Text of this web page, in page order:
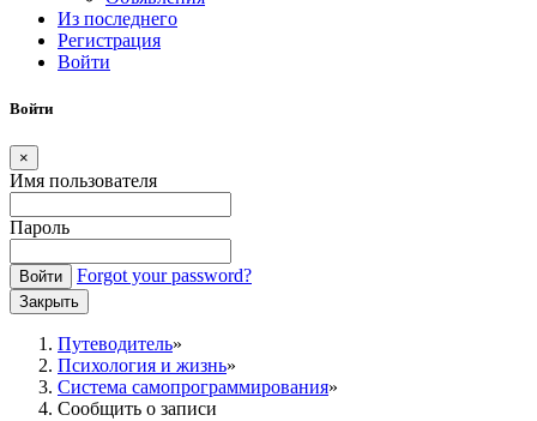
Из последнего
Регистрация
Войти
Войти
×
Имя пользователя
Пароль
Войти Forgot your password?
Закрыть
Путеводитель
Психология и жизнь
Система самопрограммирования
Сообщить о записи